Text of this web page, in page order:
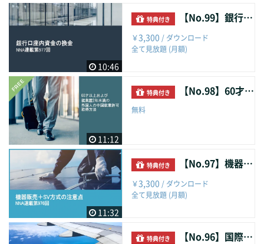
10:46
特典付き 【No.99】銀行口座内資金の換金
￥3,300 / ダウンロード
全て見放題 (月額)
11:12
特典付き 【No.98】60才以上および就業歴2年未満の外国人の中国就業許可取得方法
無料
11:32
特典付き 【No.97】機器販売＋SV方式の注意点
￥3,300 / ダウンロード
全て見放題 (月額)
特典付き 【No.96】国際間の立替金決済